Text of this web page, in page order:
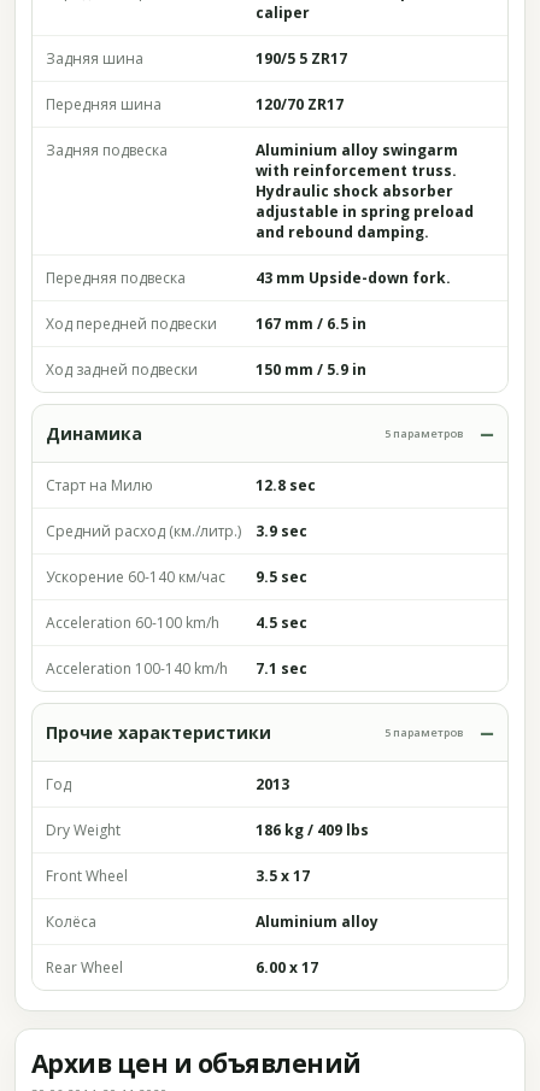
caliper
Задняя шина 190/5 5 ZR17
Передняя шина 120/70 ZR17
Задняя подвеска
Aluminium alloy swingarm
with reinforcement truss.
Hydraulic shock absorber
adjustable in spring preload
and rebound damping.
Передняя подвеска 43 mm Upside-down fork.
Ход передней подвески 167 mm / 6.5 in
Ход задней подвески 150 mm / 5.9 in
Динамика 5 параметров
Старт на Милю 12.8 sec
Средний расход (км./литр.) 3.9 sec
Ускорение 60-140 км/час 9.5 sec
Acceleration 60-100 km/h 4.5 sec
Acceleration 100-140 km/h 7.1 sec
Прочие характеристики 5 параметров
Год 2013
Dry Weight 186 kg / 409 lbs
Front Wheel 3.5 x 17
Колёса Aluminium alloy
Rear Wheel 6.00 x 17
Архив цен и объявлений